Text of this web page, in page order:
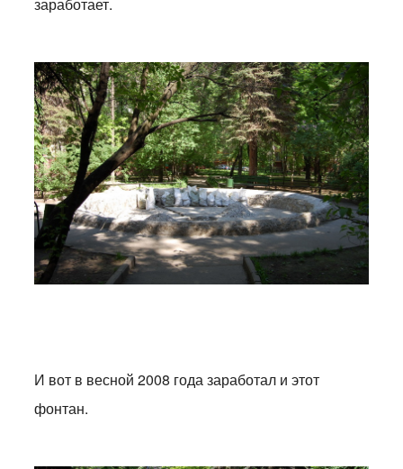
заработает.
И вот в весной 2008 года заработал и этот
фонтан.